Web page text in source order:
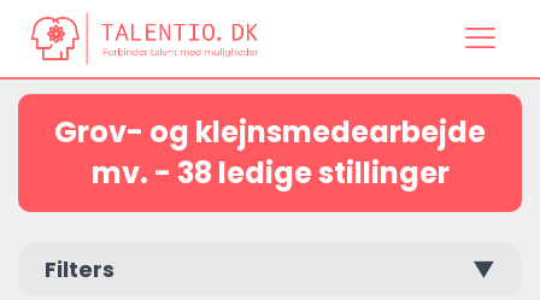
Grov- og klejnsmedearbejde
mv. - 38 ledige stillinger
Filters ▼